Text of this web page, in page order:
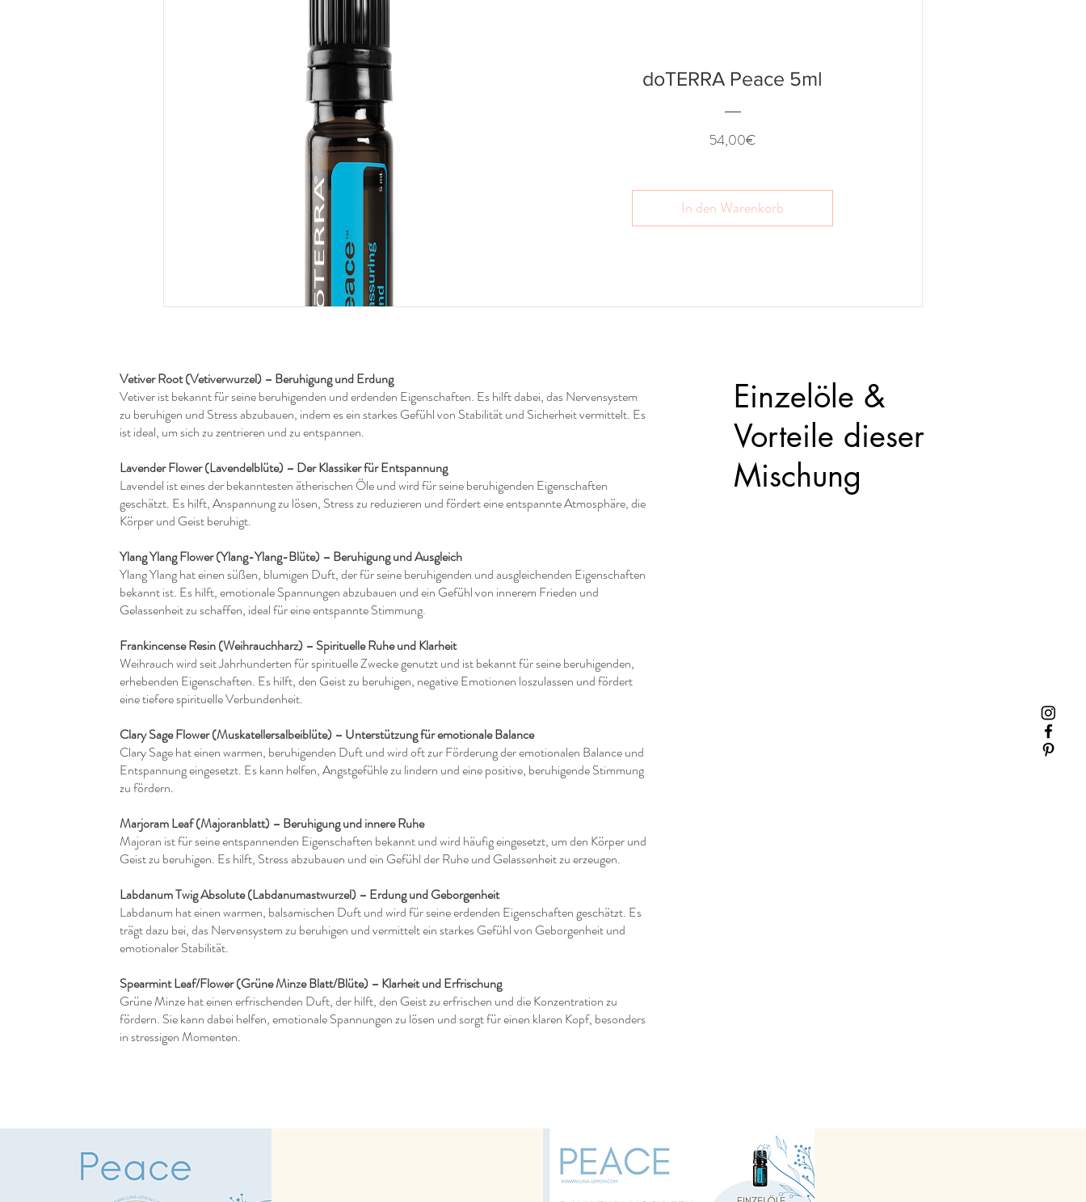
doTERRA Peace 5ml
54,00€Preis
In den Warenkorb
Vetiver Root (Vetiverwurzel) – Beruhigung und Erdung
Vetiver ist bekannt für seine beruhigenden und erdenden Eigenschaften. Es hilft dabei, das Nervensystem
zu beruhigen und Stress abzubauen, indem es ein starkes Gefühl von Stabilität und Sicherheit vermittelt. Es
ist ideal, um sich zu zentrieren und zu entspannen.
Lavender Flower (Lavendelblüte) – Der Klassiker für Entspannung
Lavendel ist eines der bekanntesten ätherischen Öle und wird für seine beruhigenden Eigenschaften
geschätzt. Es hilft, Anspannung zu lösen, Stress zu reduzieren und fördert eine entspannte Atmosphäre, die
Körper und Geist beruhigt.
Ylang Ylang Flower (Ylang-Ylang-Blüte) – Beruhigung und Ausgleich
Ylang Ylang hat einen süßen, blumigen Duft, der für seine beruhigenden und ausgleichenden Eigenschaften
bekannt ist. Es hilft, emotionale Spannungen abzubauen und ein Gefühl von innerem Frieden und
Gelassenheit zu schaffen, ideal für eine entspannte Stimmung.
Frankincense Resin (Weihrauchharz) – Spirituelle Ruhe und Klarheit
Weihrauch wird seit Jahrhunderten für spirituelle Zwecke genutzt und ist bekannt für seine beruhigenden,
erhebenden Eigenschaften. Es hilft, den Geist zu beruhigen, negative Emotionen loszulassen und fördert
eine tiefere spirituelle Verbundenheit.
Clary Sage Flower (Muskatellersalbeiblüte) – Unterstützung für emotionale Balance
Clary Sage hat einen warmen, beruhigenden Duft und wird oft zur Förderung der emotionalen Balance und
Entspannung eingesetzt. Es kann helfen, Angstgefühle zu lindern und eine positive, beruhigende Stimmung
zu fördern.
Marjoram Leaf (Majoranblatt) – Beruhigung und innere Ruhe
Majoran ist für seine entspannenden Eigenschaften bekannt und wird häufig eingesetzt, um den Körper und
Geist zu beruhigen. Es hilft, Stress abzubauen und ein Gefühl der Ruhe und Gelassenheit zu erzeugen.
Labdanum Twig Absolute (Labdanumastwurzel) – Erdung und Geborgenheit
Labdanum hat einen warmen, balsamischen Duft und wird für seine erdenden Eigenschaften geschätzt. Es
trägt dazu bei, das Nervensystem zu beruhigen und vermittelt ein starkes Gefühl von Geborgenheit und
emotionaler Stabilität.
Spearmint Leaf/Flower (Grüne Minze Blatt/Blüte) – Klarheit und Erfrischung
Grüne Minze hat einen erfrischenden Duft, der hilft, den Geist zu erfrischen und die Konzentration zu
fördern. Sie kann dabei helfen, emotionale Spannungen zu lösen und sorgt für einen klaren Kopf, besonders
in stressigen Momenten.
Einzelöle &
Vorteile dieser
Mischung